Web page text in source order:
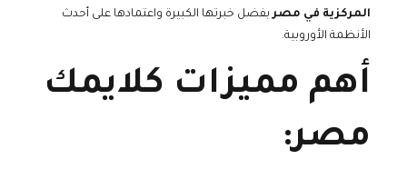
المركزية في مصربفضل خبرتها الكبيرة واعتمادها على أحدث
الأنظمة الأوروبية.
أهم مميزات كلايمك
مصر: